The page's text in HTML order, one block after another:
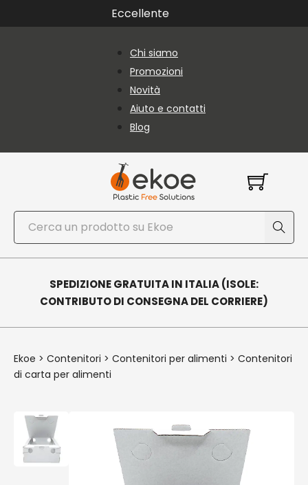
Vai al contenuto principale
Vai al piè di paginaEccellente
Chi siamo
Promozioni
Novità
Aiuto e contatti
Blog
Cerca
SPEDIZIONE GRATUITA IN ITALIA (ISOLE:
CONTRIBUTO DI CONSEGNA DEL CORRIERE)
Ekoe > Contenitori > Contenitori per alimenti > Contenitori
di carta per alimenti